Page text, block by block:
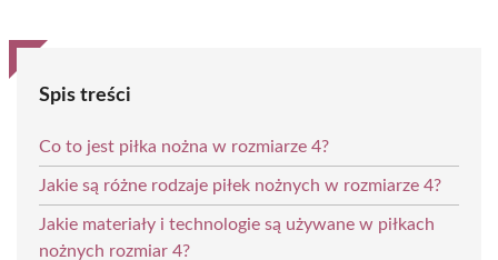
Spis treści
Co to jest piłka nożna w rozmiarze 4?
Jakie są różne rodzaje piłek nożnych w rozmiarze 4?
Jakie materiały i technologie są używane w piłkach
nożnych rozmiar 4?